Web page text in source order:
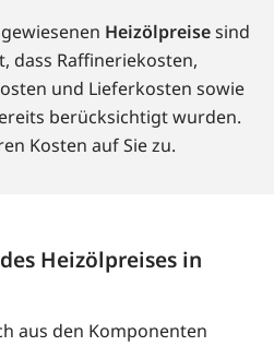
Heizölpreisesind
dass Raffineriekosten,
und Lieferkosten sowie
berücksichtigt wurden.
Kosten auf Sie zu.
Heizölpreises in
aus den Komponenten